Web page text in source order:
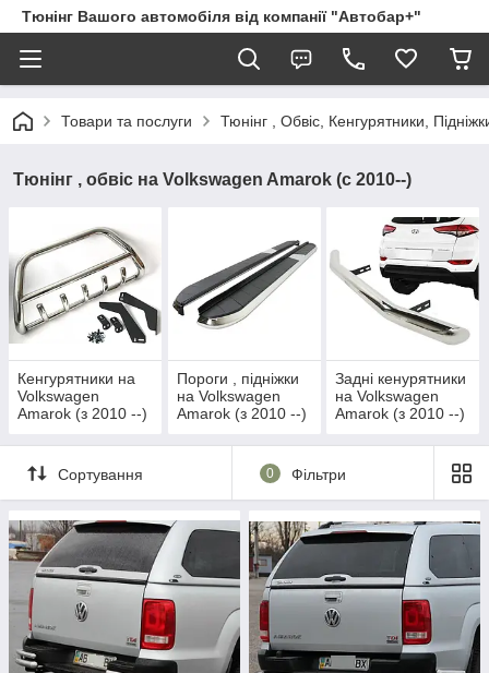
Тюнінг Вашого автомобіля від компанії "Автобар+"
Товари та послуги Тюнінг , Обвіс, Кенгурятники,
Тюнінг , обвіс на Volkswagen Amarok (c 2010--)
Кенгурятники на
Volkswagen
Amarok (з 2010 --)
Пороги , підніжки
на Volkswagen
Amarok (з 2010 --)
Задні кенурятники
на Volkswagen
Amarok (з 2010 --)
Сортування 0 Фільтри